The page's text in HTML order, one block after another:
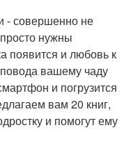
- совершенно не
нужны
появится и любовь к
вашему чаду
и погрузится
вам 20 книг,
и помогут ему